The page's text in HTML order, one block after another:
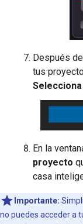
Después
tus
En la
proyecto
casa
Importante:
no puedes acceder a